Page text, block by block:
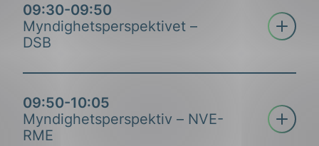
Adm. dir i NEK
09:30-09:50
Myndighetsperspektivet –
DSB
Åpne
09:50-10:05
Myndighetsperspektiv – NVE-
RME
Åpne